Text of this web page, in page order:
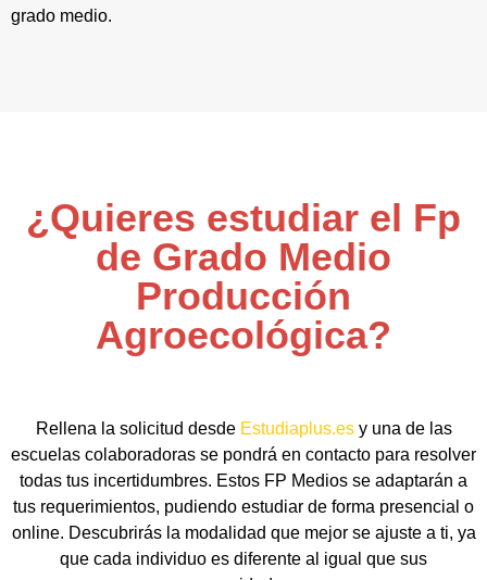
grado medio.
¿Quieres estudiar el Fp
de Grado Medio
Producción
Agroecológica?
Rellena la solicitud desde Estudiaplus.esy una de las
escuelas colaboradoras se pondrá en contacto para resolver
todas tus incertidumbres. Estos FP Medios se adaptarán a
tus requerimientos, pudiendo estudiar de forma presencial o
online. Descubrirás la modalidad que mejor se ajuste a ti, ya
que cada individuo es diferente al igual que sus